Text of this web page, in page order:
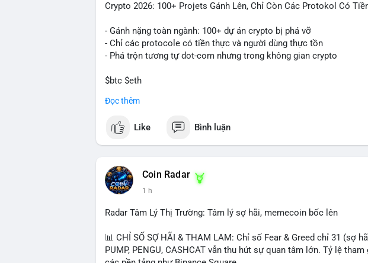
Crypto 2026: 100+ Projets Gánh Lên, Chỉ Còn Các Protokol Có
- Gánh nặng toàn ngành: 100+ dự án crypto bị phá vỡ
- Chỉ các protocole có tiền thực và người dùng thực tồn
- Phá trộn tương tự dot-com nhưng trong không gian crypto
$btc $eth
#vlikevn
📰 Nguồn: CoinDesk
Đọc thêm
Like Bình luận
Coin Radar
1 h
Radar Tâm Lý Thị Trường: Tâm lý sợ hãi, memecoin bốc lên
📊 CHỈ SỐ SỢ HÃI & THAM LAM: Chỉ số Fear & Greed chỉ 31 (sợ
PUMP, PENGU, CASHCAT vẫn thu hút sự quan tâm lớn. Tỷ lệ